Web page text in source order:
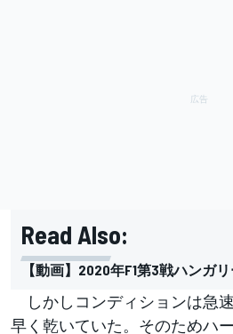
Read Also:
【動画】2020年F1第3戦ハンガ
しかしコンディションは急
早く乾いていた。そのためハ